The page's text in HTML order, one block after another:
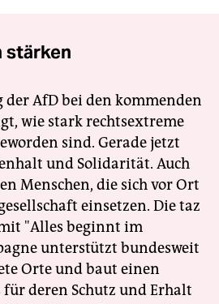
stärken
der AfD bei den kommenden
wie stark rechtsextreme
sind. Gerade jetzt
und Solidarität. Auch
Menschen, die sich vor Ort
einsetzen. Die taz
"Alles beginnt im
unterstützt bundesweit
Orte und baut einen
deren Schutz und Erhalt